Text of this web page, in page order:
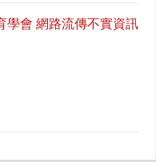
學會 網路流傳不實資訊